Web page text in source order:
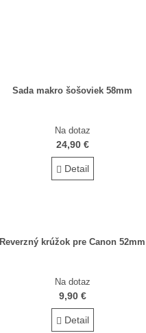
Sada makro šošoviek 58mm
Na dotaz
24,90 €
Detail
Reverzný krúžok pre Canon 52mm
Na dotaz
9,90 €
Detail